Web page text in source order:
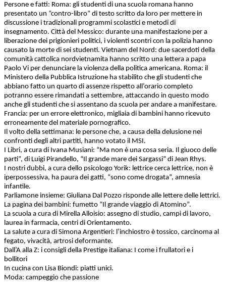
Persone e fatti: Roma: gli studenti di una scuola romana hanno
presentato un “contro-libro” di testo scritto da loro per mettere in
discussione i tradizionali programmi scolastici e metodi di
insegnamento. Città del Messico: durante una manifestazione per a
liberazione dei prigionieri politici, i violenti scontri con la polizia hanno
causato la morte di sei studenti. Vietnam del Nord: due sacerdoti della
comunità cattolica nordvietnamita hanno scritto una lettera a papa
Paolo Vi per denunciare la violenza della politica americana. Roma: il
Ministero della Pubblica Istruzione ha stabilito che gli studenti che
abbiano fatto un quarto di assenze rispetto all’orario completo
potranno essere rimandati a settembre, attaccando in questo modo
anche gli studenti che si assentano da scuola per andare a manifestare.
Francia: per un errore elettronico, migliaia di bambini hanno ricevuto
erroneamente del materiale pornografico.
Il volto della settimana: le persone che, a causa della delusione nei
confronti degli altri partiti, hanno votato il MSI.
I Libri, a cura di Ivana Musiani: “Ma non è una cosa seria. Il giuoco delle
parti”, di Luigi Pirandello, “Il grande mare dei Sargassi” di Jean Rhys.
I nostri dubbi, a cura dello psicologo Yorik: lettrice cerca lettrice, non è
iperpossessiva, ha paura dei gatti, “sono come drogata”, amnesia
infantile.
Parliamone insieme: Giuliana Dal Pozzo risponde alle lettere delle lettrici.
La pagina dei bambini: fumetto “Il grande viaggio di Atomino”.
La scuola a cura di Mirella Alloisio: assegno di studio, campi di lavoro,
laurea in farmacia, centri di Orientamento.
La salute a cura di Simona Argentieri: l’inchiostro è tossico, carcinoma al
fegato, vivacità, artrosi deformante.
Dall’A alla Z: i consigli della Prestige italiana: I come i frullatori e i
bollitori
In cucina con Lisa Biondi: piatti unici.
Moda: campeggio che passione